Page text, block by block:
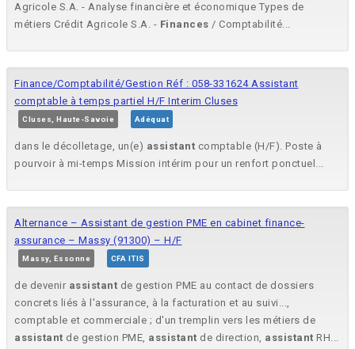
Agricole S.A. - Analyse financière et économique Types de
métiers Crédit Agricole S.A. - Finances / Comptabilité...
Finance/Comptabilité/Gestion Réf : 058-331624 Assistant
comptable à temps partiel H/F Interim Cluses
Cluses, Haute-Savoie Adéquat
dans le décolletage, un(e) assistant comptable (H/F). Poste à
pourvoir à mi-temps Mission intérim pour un renfort ponctuel...
Alternance – Assistant de gestion PME en cabinet finance-
assurance – Massy (91300) – H/F
Massy, Essonne CFA ITIS
de devenir assistant de gestion PME au contact de dossiers
concrets liés à l'assurance, à la facturation et au suivi...,
comptable et commerciale ; d'un tremplin vers les métiers de
assistant de gestion PME, assistant de direction, assistant RH...